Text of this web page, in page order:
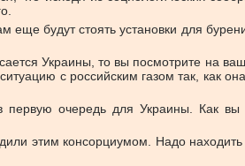
будут стоять установки для
Украины, то вы посмотрите на ваше
с российским газом так, как
очередь для Украины. Как вы
этим консорциумом. Надо